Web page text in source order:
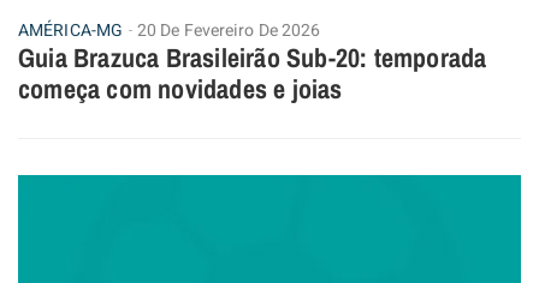
AMÉRICA-MG 20 De Fevereiro De 2026
Guia Brazuca Brasileirão Sub-20: temporada
começa com novidades e joias